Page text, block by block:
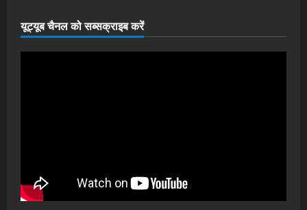
यूट्यूब चैनल को सब्सक्राइब करें